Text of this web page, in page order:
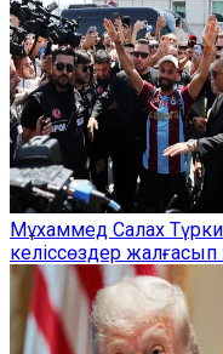
Мұхаммед Салах
келіссөздер